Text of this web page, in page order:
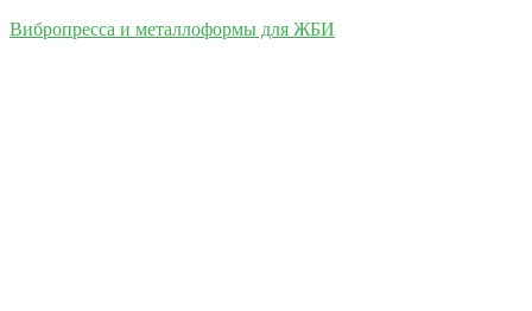
Вибропресса и металлоформы для ЖБИ